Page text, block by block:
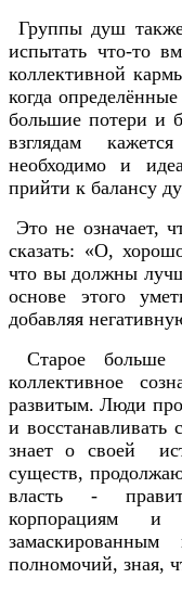
Группы душ
испытать что-то
коллективной
когда
большие потери и
взглядам
необходимо и
прийти к балансу
Это не означает,
сказать: «О,
что вы должны
основе этого
добавляя
Старое больше
коллективное
развитым. Люди
и
знает о своей
существ,
власть -
корпорациям
полномочий, зная,